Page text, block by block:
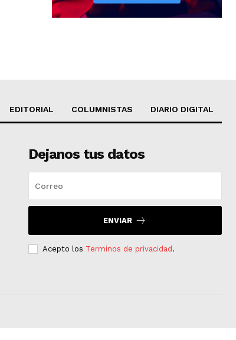
EDITORIAL COLUMNISTAS DIARIO DIGITAL
Dejanos tus datos
ENVIAR
Acepto los Terminos de privacidad .